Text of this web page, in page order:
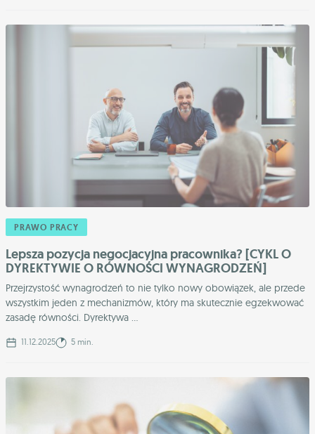
PRAWO PRACY
Lepsza pozycja negocjacyjna pracownika? [CYKL O
DYREKTYWIE O RÓWNOŚCI WYNAGRODZEŃ]
Przejrzystość wynagrodzeń to nie tylko nowy obowiązek, ale przede
wszystkim jeden z mechanizmów, który ma skutecznie egzekwować
zasadę równości. Dyrektywa ...
11.12.2025 5 min.